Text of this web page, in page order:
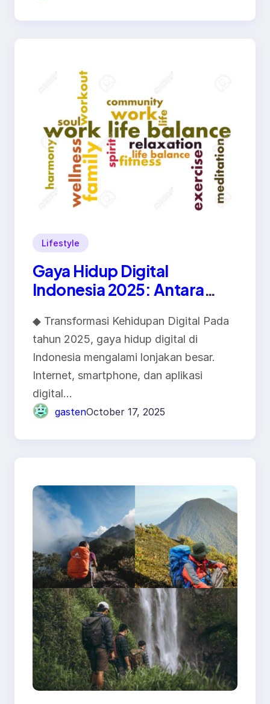
Lifestyle
Gaya Hidup Digital
Indonesia 2025: Antara
Keseimbangan
◆ Transformasi Kehidupan Digital Pada
tahun 2025, gaya hidup digital di
Indonesia mengalami lonjakan besar.
Internet, smartphone, dan aplikasi
digital…
gastenOctober 17, 2025